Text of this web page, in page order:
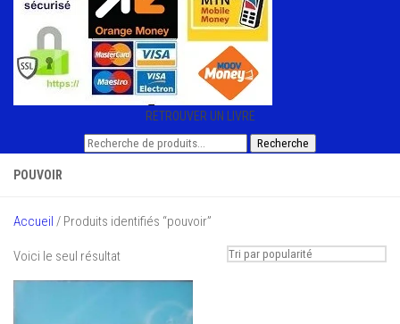
RETROUVER UN LIVRE
Recherche
Recherche
POUVOIR
Accueil / Produits identifiés “pouvoir”
Voici le seul résultat